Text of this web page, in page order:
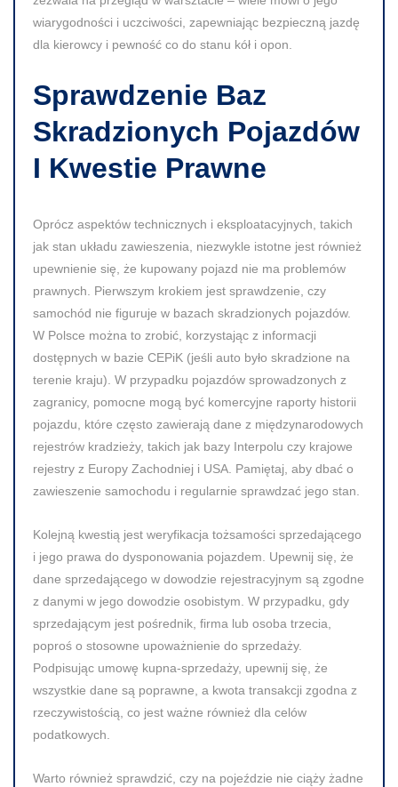
wiarygodności i uczciwości, zapewniając bezpieczną jazdę
dla kierowcy i pewność co do stanu kół i opon.
Sprawdzenie Baz
Skradzionych Pojazdów
I Kwestie Prawne
Oprócz aspektów technicznych i eksploatacyjnych, takich
jak stan układu zawieszenia, niezwykle istotne jest również
upewnienie się, że kupowany pojazd nie ma problemów
prawnych. Pierwszym krokiem jest sprawdzenie, czy
samochód nie figuruje w bazach skradzionych pojazdów.
W Polsce można to zrobić, korzystając z informacji
dostępnych w bazie CEPiK (jeśli auto było skradzione na
terenie kraju). W przypadku pojazdów sprowadzonych z
zagranicy, pomocne mogą być komercyjne raporty historii
pojazdu, które często zawierają dane z międzynarodowych
rejestrów kradzieży, takich jak bazy Interpolu czy krajowe
rejestry z Europy Zachodniej i USA. Pamiętaj, aby dbać o
zawieszenie samochodu i regularnie sprawdzać jego stan.
Kolejną kwestią jest weryfikacja tożsamości sprzedającego
i jego prawa do dysponowania pojazdem. Upewnij się, że
dane sprzedającego w dowodzie rejestracyjnym są zgodne
z danymi w jego dowodzie osobistym. W przypadku, gdy
sprzedającym jest pośrednik, firma lub osoba trzecia,
poproś o stosowne upoważnienie do sprzedaży.
Podpisując umowę kupna-sprzedaży, upewnij się, że
wszystkie dane są poprawne, a kwota transakcji zgodna z
rzeczywistością, co jest ważne również dla celów
podatkowych.
Warto również sprawdzić, czy na pojeździe nie ciąży żadne